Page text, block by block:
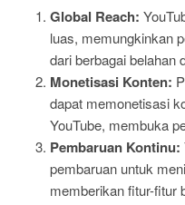
Global Reach:
luas, memungkinkan
dari berbagai belahan
Monetisasi Konten:
dapat memonetisasi
YouTube, membuka
Pembaruan Kontinu:
pembaruan untuk
memberikan fitur-fitur